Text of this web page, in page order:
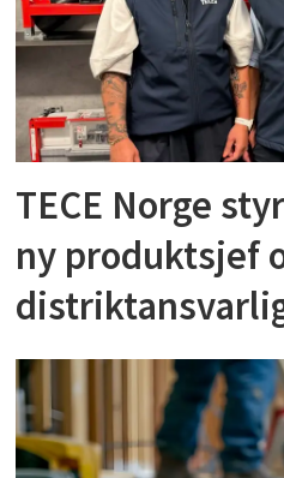
TECE Norge
ny produktsjef